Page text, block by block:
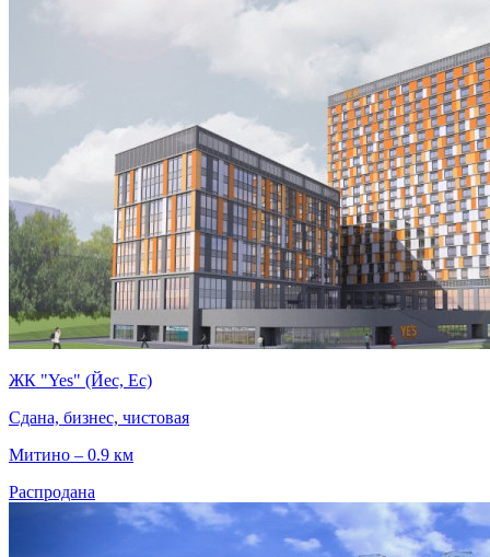
ЖК "Yes" (Йес, Ес)
Сдана, бизнес, чистовая
Митино – 0.9 км
Распродана